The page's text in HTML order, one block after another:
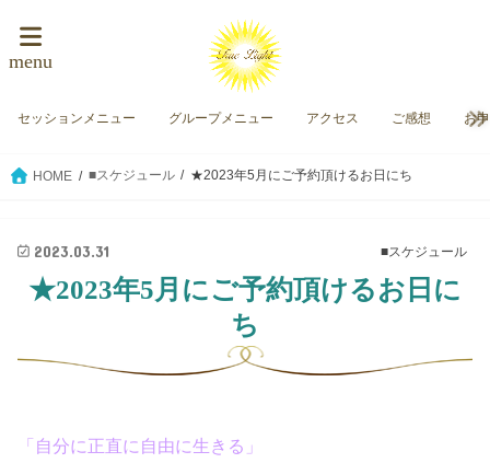
menu
セッションメニュー グループメニュー アクセス ご感想 お
HOME ■スケジュール ★2023年5月にご予約頂けるお日にち
■スケジュール
2023.03.31
★2023年5月にご予約頂けるお日に
ち
「自分に正直に自由に生きる」